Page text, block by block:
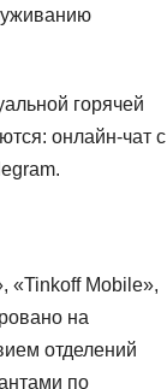
горячей
онлайн-чат с
«Tinkoff Mobile»,
на
отделений
по